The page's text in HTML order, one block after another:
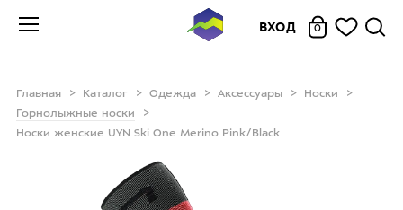
ВХОД 0
Главная Каталог Одежда Аксессуары
Носки
Горнолыжные носки
Носки женские UYN Ski One Merino Pink/Black